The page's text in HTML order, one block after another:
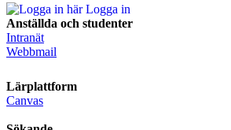
Logga in
Anställda och studenter
Intranät
Webbmail
Lärplattform
Canvas